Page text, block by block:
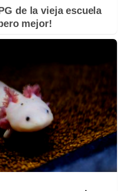
de la vieja escuela
mejor!